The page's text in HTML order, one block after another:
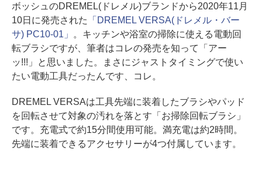
ボッシュのDREMEL(ドレメル)ブランドから2020年11月
10日に発売された
「DREMEL VERSA(ドレメル・バー
サ) PC10-01」
。キッチンや浴室の掃除に使える電動回
転ブラシですが、筆者はコレの発売を知って「アー
ッ!!!」と思いました。まさにジャストタイミングで使い
たい電動工具だったんです、コレ。
DREMEL VERSAは工具先端に装着したブラシやパッド
を回転させて対象の汚れを落とす「お掃除回転ブラシ」
です。充電式で約15分間使用可能。満充電は約2時間。
先端に装着できるアクセサリーが4つ付属しています。